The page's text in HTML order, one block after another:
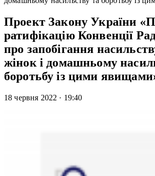
Проект Закону України
ратифікацію Конвенції
про запобігання
жінок і домашньому
боротьбу із цими
18 червня 2022 · 19:40